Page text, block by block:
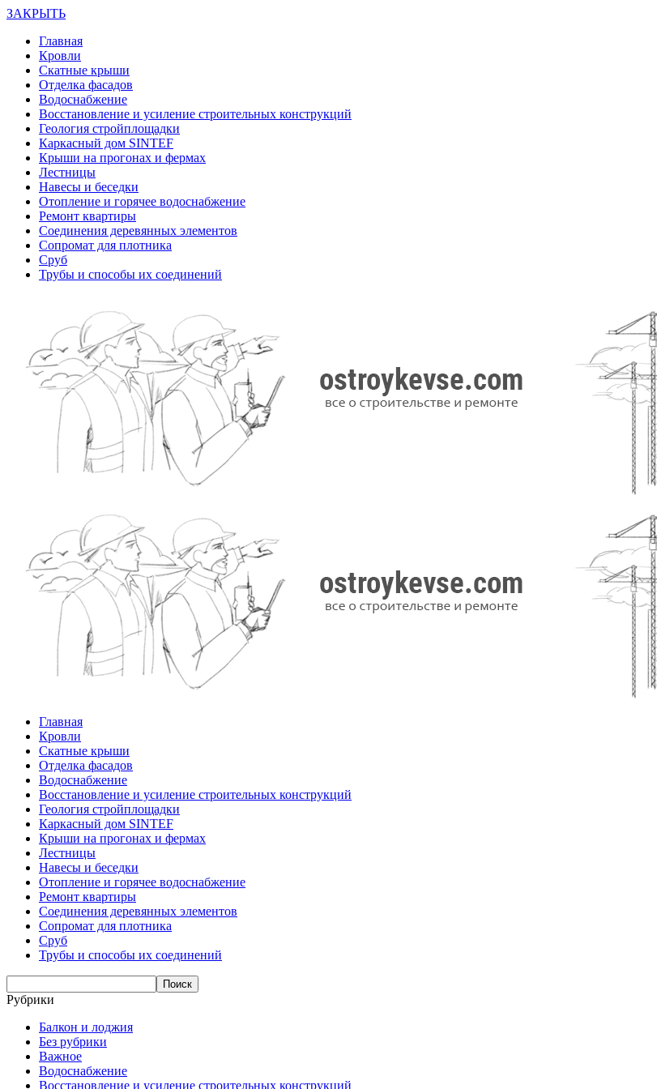
ЗАКРЫТЬ
Главная
Кровли
Скатные крыши
Отделка фасадов
Водоснабжение
Восстановление и усиление строительных конструкций
Геология стройплощадки
Каркасный дом SINTEF
Крыши на прогонах и фермах
Лестницы
Навесы и беседки
Отопление и горячее водоснабжение
Ремонт квартиры
Соединения деревянных элементов
Сопромат для плотника
Сруб
Трубы и способы их соединений
Главная
Кровли
Скатные крыши
Отделка фасадов
Водоснабжение
Восстановление и усиление строительных конструкций
Геология стройплощадки
Каркасный дом SINTEF
Крыши на прогонах и фермах
Лестницы
Навесы и беседки
Отопление и горячее водоснабжение
Ремонт квартиры
Соединения деревянных элементов
Сопромат для плотника
Сруб
Трубы и способы их соединений
Рубрики
Балкон и лоджия
Без рубрики
Важное
Водоснабжение
Восстановление и усиление строительных конструкций